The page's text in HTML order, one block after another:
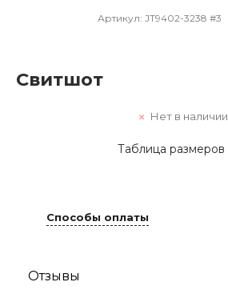
Артикул: JT9402-3238 #3
Свитшот
Нет в наличии
Таблица размеров
Способы оплаты
Отзывы